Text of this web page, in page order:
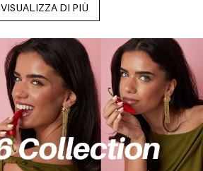
VISUALIZZA DI PIÙ